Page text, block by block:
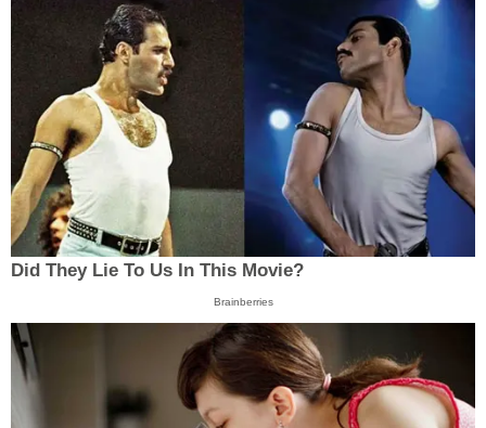
Did They Lie To Us In This Movie?
Brainberries